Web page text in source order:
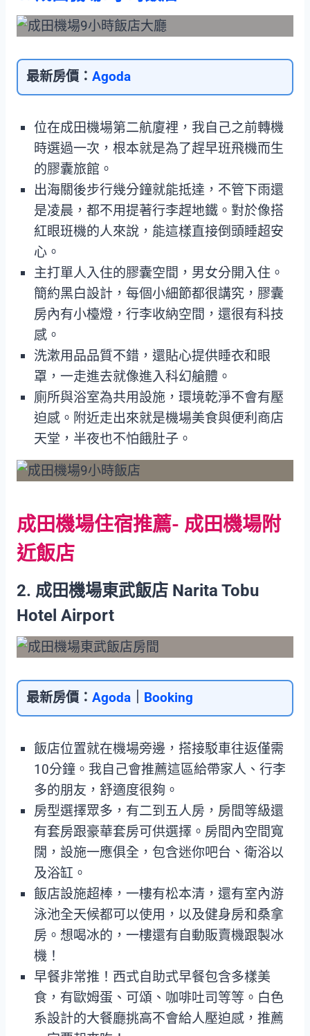
最新房價： Agoda
位在成田機場第二航廈裡，我自己之前轉機
時選過一次，根本就是為了趕早班飛機而生
的膠囊旅館。
出海關後步行幾分鐘就能抵達，不管下雨還
是凌晨，都不用提著行李趕地鐵。對於像搭
紅眼班機的人來說，能這樣直接倒頭睡超安
心。
主打單人入住的膠囊空間，男女分開入住。
簡約黑白設計，每個小細節都很講究，膠囊
房內有小檯燈，行李收納空間，還很有科技
感。
洗漱用品品質不錯，還貼心提供睡衣和眼
罩，一走進去就像進入科幻艙體。
廁所與浴室為共用設施，環境乾淨不會有壓
迫感。附近走出來就是機場美食與便利商店
天堂，半夜也不怕餓肚子。
成田機場住宿推薦- 成田機場附
近飯店
2. 成田機場東武飯店 Narita Tobu
Hotel Airport
最新房價： Agoda｜ Booking
飯店位置就在機場旁邊，搭接駁車往返僅需
10分鐘。我自己會推薦這區給帶家人、行李
多的朋友，舒適度很夠。
房型選擇眾多，有二到五人房，房間等級還
有套房跟豪華套房可供選擇。房間內空間寬
闊，設施一應俱全，包含迷你吧台、衛浴以
及浴缸。
飯店設施超棒，一樓有松本清，還有室內游
泳池全天候都可以使用，以及健身房和桑拿
房。想喝冰的，一樓還有自動販賣機跟製冰
機！
早餐非常推！西式自助式早餐包含多樣美
食，有歐姆蛋、可頌、咖啡吐司等等。白色
系設計的大餐廳挑高不會給人壓迫感，推薦